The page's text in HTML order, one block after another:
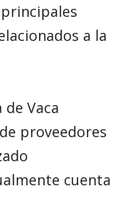
a la
Vaca
proveedores
cuenta